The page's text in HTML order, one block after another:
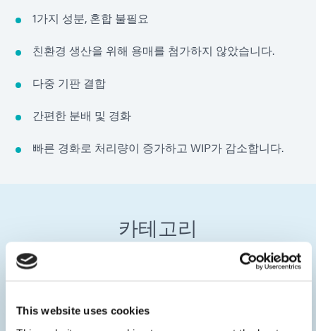
This website uses cookies
1가지 성분, 혼합 불필요
친환경 생산을 위해 용매를 첨가하지 않았습니다.
다중 기판 결합
간편한 분배 및 경화
빠른 경화로 처리량이 증가하고 WIP가 감소합니다.
카테고리